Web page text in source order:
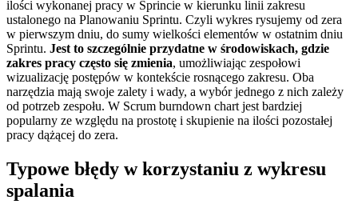
ilości wykonanej pracy w Sprincie w kierunku linii zakresu
ustalonego na Planowaniu Sprintu. Czyli wykres rysujemy od zera
w pierwszym dniu, do sumy wielkości elementów w ostatnim dniu
Sprintu. Jest to szczególnie przydatne w środowiskach, gdzie
zakres pracy często się zmienia, umożliwiając zespołowi
wizualizację postępów w kontekście rosnącego zakresu. Oba
narzędzia mają swoje zalety i wady, a wybór jednego z nich zależy
od potrzeb zespołu. W Scrum burndown chart jest bardziej
popularny ze względu na prostotę i skupienie na ilości pozostałej
pracy dążącej do zera.
Typowe błędy w korzystaniu z wykresu
spalania